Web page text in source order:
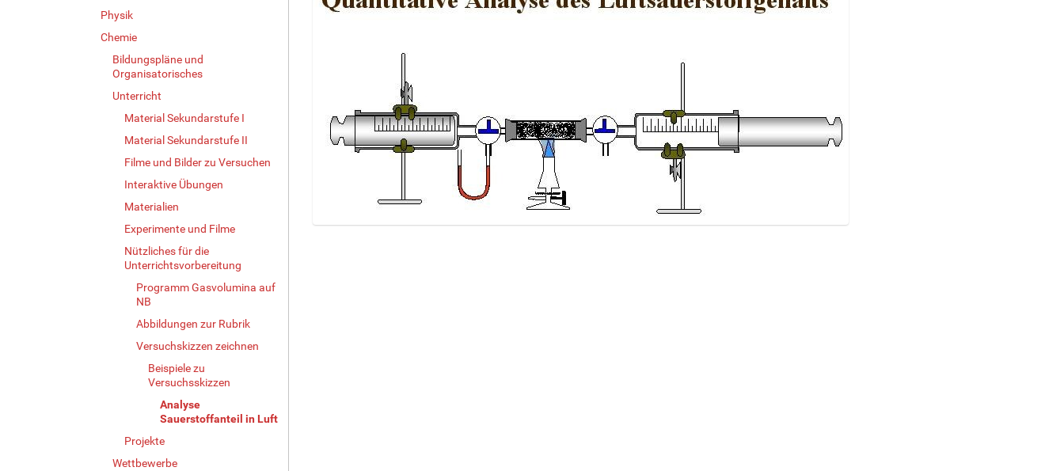
Physik
Chemie
Bildungspläne und
Organisatorisches
Unterricht
Material Sekundarstufe I
Material Sekundarstufe II
Filme und Bilder zu Versuchen
Interaktive Übungen
Materialien
Experimente und Filme
Nützliches für die
Unterrichtsvorbereitung
Programm Gasvolumina auf
NB
Abbildungen zur Rubrik
Versuchskizzen zeichnen
Beispiele zu
Versuchsskizzen
Analyse
Sauerstoffanteil in Luft
Projekte
Wettbewerbe